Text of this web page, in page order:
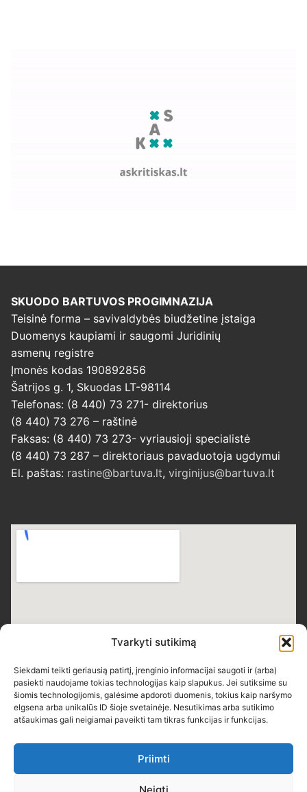
Tvarkyti sutikimą
Siekdami teikti geriausią patirtį, įrenginio informacijai saugoti ir (arba)
pasiekti naudojame tokias technologijas kaip slapukus. Jei sutiksime su
šiomis technologijomis, galėsime apdoroti duomenis, tokius kaip naršymo
elgsena arba unikalūs ID šioje svetainėje. Nesutikimas arba sutikimo
atšaukimas gali neigiamai paveikti tam tikras funkcijas ir funkcijas.
Priimti
Neigti
SKUODO BARTUVOS PROGIMNAZIJA
Teisinė forma – savivaldybės biudžetine įstaiga
Duomenys kaupiami ir saugomi Juridinių
asmenų registre
Įmonės kodas 190892856
Šatrijos g. 1, Skuodas LT-98114
Telefonas: (8 440) 73 271- direktorius
(8 440) 73 276 – raštinė
Faksas: (8 440) 73 273- vyriausioji specialistė
(8 440) 73 287 – direktoriaus pavaduotoja ugdymui
El. paštas: rastine@bartuva.lt, virginijus@bartuva.lt